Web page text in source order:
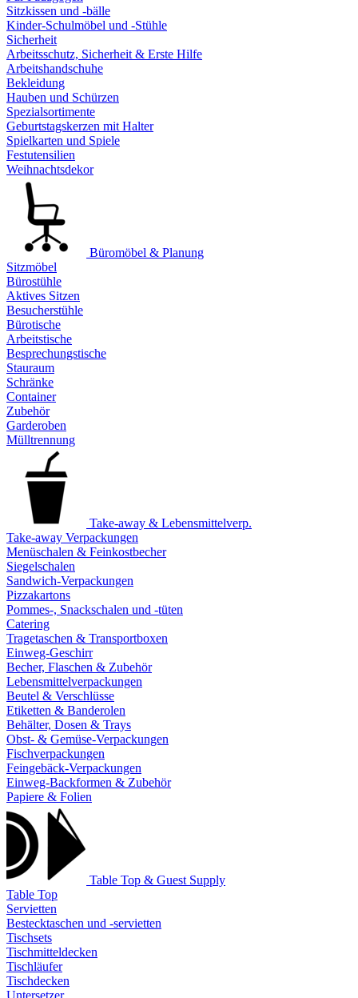
Sitzkissen und -bälle
Kinder-Schulmöbel und -Stühle
Sicherheit
Arbeitsschutz, Sicherheit & Erste Hilfe
Arbeitshandschuhe
Bekleidung
Hauben und Schürzen
Spezialsortimente
Geburtstagskerzen mit Halter
Spielkarten und Spiele
Festutensilien
Weihnachtsdekor
Büromöbel & Planung
Sitzmöbel
Bürostühle
Aktives Sitzen
Besucherstühle
Bürotische
Arbeitstische
Besprechungstische
Stauraum
Schränke
Container
Zubehör
Garderoben
Mülltrennung
Take-away & Lebensmittelverp.
Take-away Verpackungen
Menüschalen & Feinkostbecher
Siegelschalen
Sandwich-Verpackungen
Pizzakartons
Pommes-, Snackschalen und -tüten
Catering
Tragetaschen & Transportboxen
Einweg-Geschirr
Becher, Flaschen & Zubehör
Lebensmittelverpackungen
Beutel & Verschlüsse
Etiketten & Banderolen
Behälter, Dosen & Trays
Obst- & Gemüse-Verpackungen
Fischverpackungen
Feingebäck-Verpackungen
Einweg-Backformen & Zubehör
Papiere & Folien
Table Top & Guest Supply
Table Top
Servietten
Bestecktaschen und -servietten
Tischsets
Tischmitteldecken
Tischläufer
Tischdecken